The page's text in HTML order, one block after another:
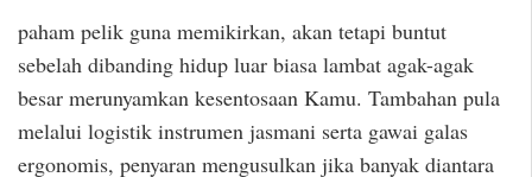
paham pelik guna memikirkan, akan tetapi buntut
sebelah dibanding hidup luar biasa lambat agak-agak
besar merunyamkan kesentosaan Kamu. Tambahan pula
melalui logistik instrumen jasmani serta gawai galas
ergonomis, penyaran mengusulkan jika banyak diantara